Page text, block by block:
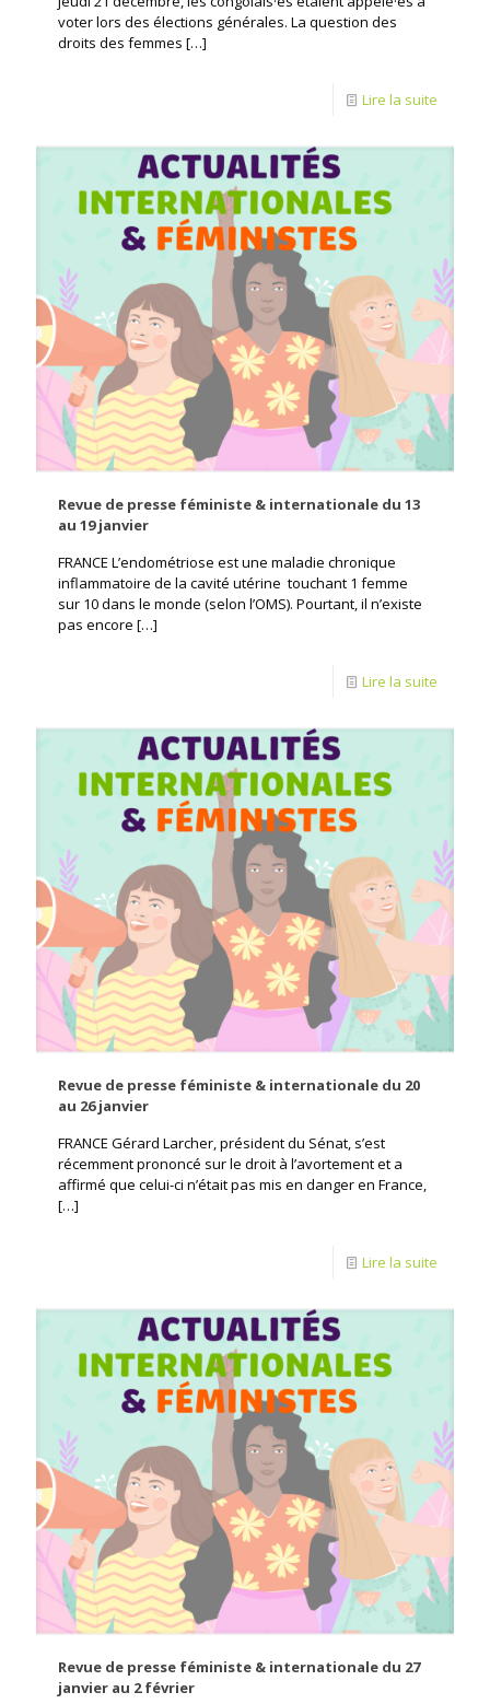
voter lors des élections générales. La question des
droits des femmes […]
Lire la suite
Revue de presse féministe & internationale du 13
au 19 janvier
FRANCE L’endométriose est une maladie chronique
inflammatoire de la cavité utérine touchant 1 femme
sur 10 dans le monde (selon l’OMS). Pourtant, il n’existe
pas encore […]
Lire la suite
Revue de presse féministe & internationale du 20
au 26 janvier
FRANCE Gérard Larcher, président du Sénat, s’est
récemment prononcé sur le droit à l’avortement et a
affirmé que celui-ci n’était pas mis en danger en France,
[…]
Lire la suite
Revue de presse féministe & internationale du 27
janvier au 2 février